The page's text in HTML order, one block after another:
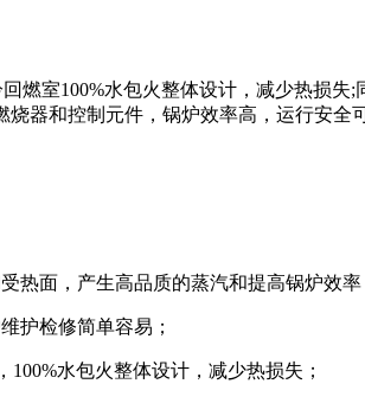
燃室100%水包火整体设计，减少热损失
器和控制元件，锅炉效率高，运行安全
热面，产生高品质的蒸汽和提高锅炉效率
护检修简单容易；
水包火整体设计，减少热损失；